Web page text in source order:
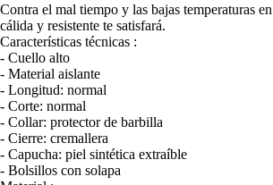
Contra el mal tiempo y las bajas temperaturas
cálida y resistente te satisfará.
Características técnicas :
- Cuello alto
- Material aislante
- Longitud: normal
- Corte: normal
- Collar: protector de barbilla
- Cierre: cremallera
- Capucha: piel sintética extraíble
- Bolsillos con solapa